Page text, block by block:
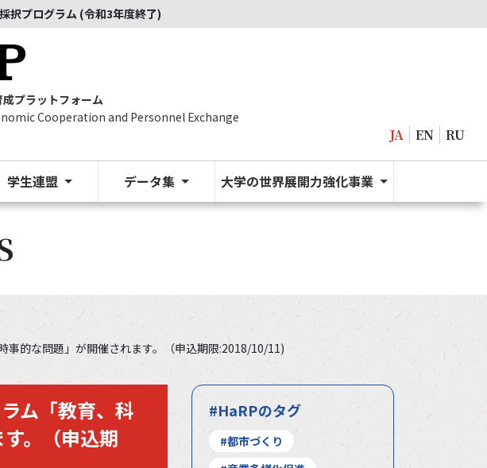
択プログラム (令和3年度終了)
プラットフォーム
Cooperation and Personnel Exchange
JA EN RU
学生連盟 データ集 大学の世界展開力強化事業
事的な問題」が開催されます。（申込期限:2018/10/11)
ム「教育、科
。（申込期
#HaRPのタグ
#都市づくり